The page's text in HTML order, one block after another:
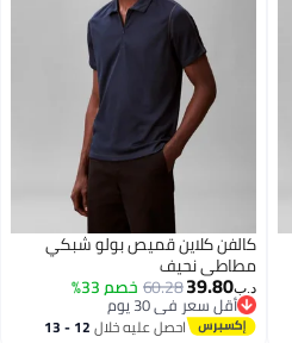
كالفن كلاين قميص بولو شبكي
مطاطي نحيف
39.80
60.28خصم 33%
أقل سعر في 30 يوم
أقل سعر في 30 يوماحصل عليه خلال 12 - 13